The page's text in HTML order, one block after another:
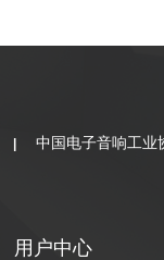
中国电子音响工业
用户中心